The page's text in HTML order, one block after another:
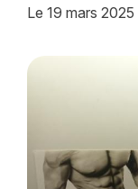
Le 19 mars 2025